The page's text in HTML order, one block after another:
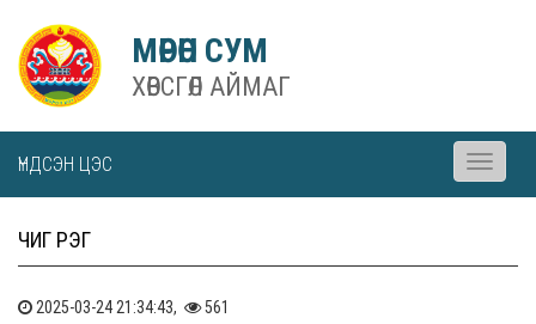
МӨРӨН СУМ
ХӨВСГӨЛ АЙМАГ
ҮНДСЭН ЦЭС
Toggle
ЧИГ ҮҮРЭГ
2025-03-24 21:34:43, 561